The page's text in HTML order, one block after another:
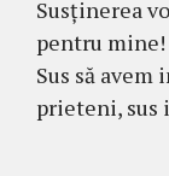
Susținerea
pentru mine!
Sus să
prieteni,